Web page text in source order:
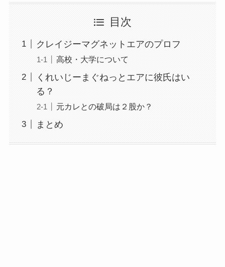
目次
クレイジーマグネットエアのプロフ
高校・大学について
くれいじーまぐねっとエアに彼氏はい
る？
元カレとの破局は２股か？
まとめ